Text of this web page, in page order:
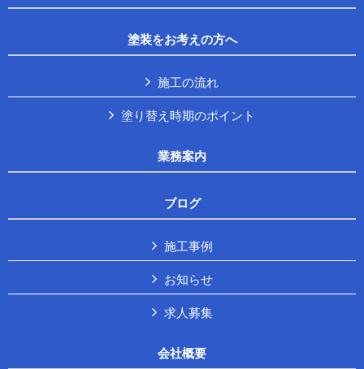
塗装をお考えの方へ
施工の流れ
塗り替え時期のポイント
業務案内
ブログ
施工事例
お知らせ
求人募集
会社概要